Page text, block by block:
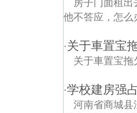
房子门面租
他不答应，怎么
·关于車置宝
关于車置宝
·学校建房强
河南省商城县